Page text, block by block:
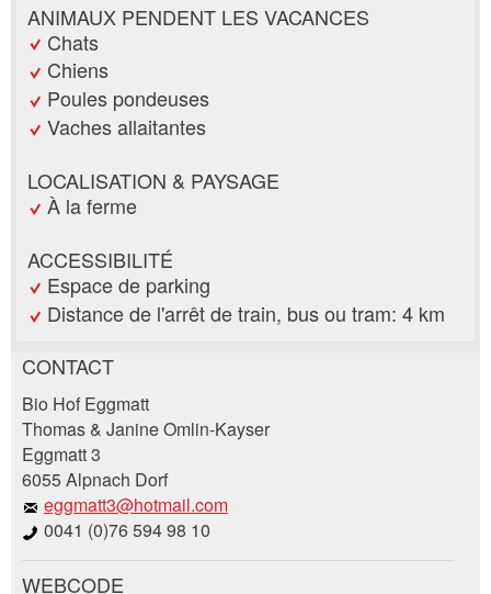
ANIMAUX PENDENT LES VACANCES
Chats
Chiens
Poules pondeuses
Vaches allaitantes
LOCALISATION & PAYSAGE
À la ferme
ACCESSIBILITÉ
Espace de parking
Distance de l'arrêt de train, bus ou tram: 4 km
Annonces répréhensibles
Vos commentaires sont grandement appréciés!
Commentaires généraux
Cette annonce n'est plus valable
Annonce incomplète
Recommander l'annonce
Recommandez cette annonce à des amis.
CONTACT
Bio Hof Eggmatt
Thomas & Janine Omlin-Kayser
Eggmatt 3
6055 Alpnach Dorf
eggmatt3@hotmail.com
0041 (0)76 594 98 10
WEBCODE